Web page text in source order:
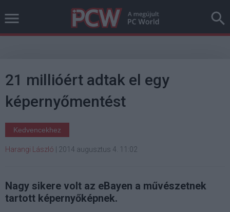
21 millióért adtak el egy
képernyőmentést
Kedvencekhez
Harangi László 2014 augusztus 4. 11:02
Nagy sikere volt az eBayen a művészetnek
tartott képernyőképnek.